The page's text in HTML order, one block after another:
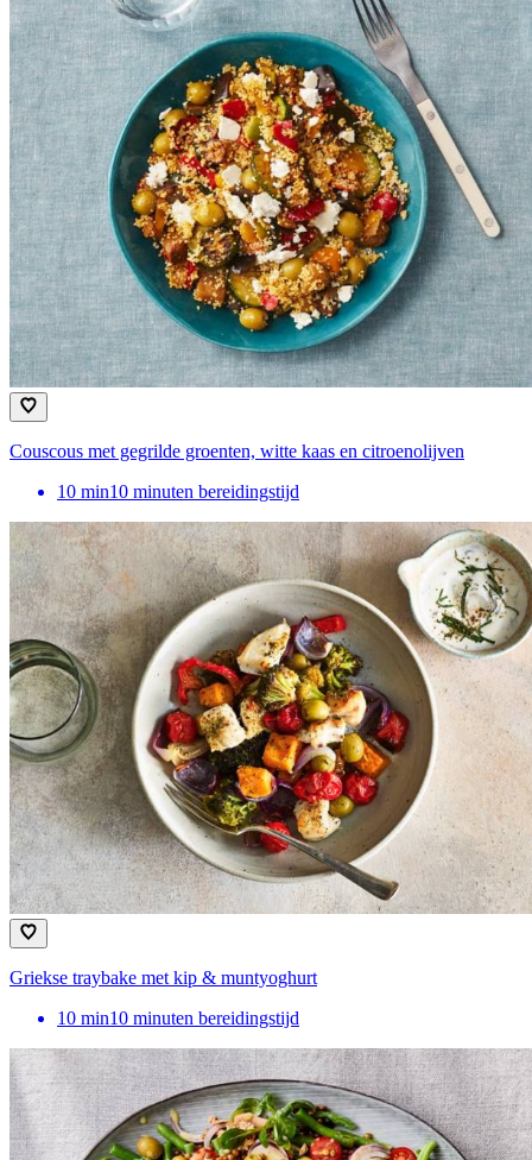
Couscous met gegrilde groenten, witte kaas en citroenolijven
10 min10 minuten bereidingstijd
Griekse traybake met kip & muntyoghurt
10 min10 minuten bereidingstijd